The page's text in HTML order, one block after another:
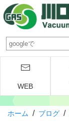
WEB
ホーム / ブログ /